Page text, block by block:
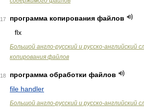
17
программа копирования файлов
flx
Большой англо-русский и русско-английский
копирования файлов
18
программа обработки файлов
file handler
Большой англо-русский и русско-английский